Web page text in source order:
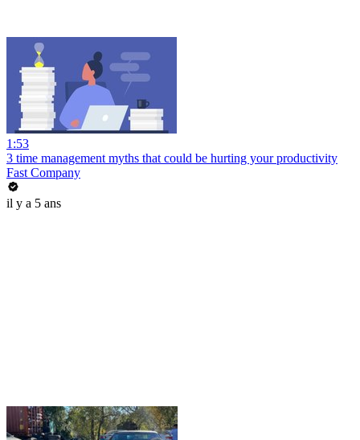
1:53
3 time management myths that could be hurting your productivity
Fast Company
il y a 5 ans